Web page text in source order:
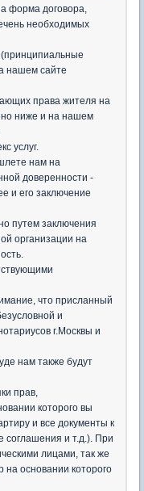
форма договора,
необходимых
нашем сайте
права жителя на
ниже и на нашем
услуг.
нам на
доверенности -
и его заключение
путем заключения
организации на
что присланный
и
г.Москвы и
нам также будут
прав,
которого вы
и все документы к
соглашения и т.д.). При
лицами, так же
на основании которого